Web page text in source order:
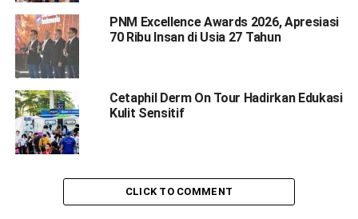
PNM Excellence Awards 2026, Apresiasi
70 Ribu Insan di Usia 27 Tahun
Cetaphil Derm On Tour Hadirkan Edukasi
Kulit Sensitif
CLICK TO COMMENT